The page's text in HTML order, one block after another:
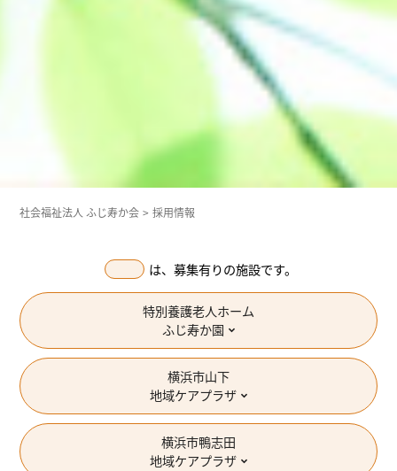
社会福祉法人 ふじ寿か会 採用情報
は、募集有りの施設です。
特別養護老人ホーム
ふじ寿か園
横浜市山下
地域ケアプラザ
横浜市鴨志田
地域ケアプラザ